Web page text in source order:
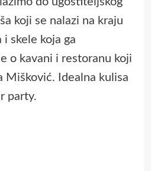
koji se nalazi na kraju
skele koja ga
o kavani i restoranu koji
Mišković. Idealna kulisa
party.